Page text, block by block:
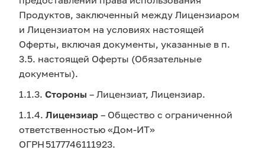
Продуктов, заключенный между Лицензиаром
и Лицензиатом на условиях настоящей
Оферты, включая документы, указанные в п.
3.5. настоящей Оферты (Обязательные
документы).
1.1.3. Стороны – Лицензиат, Лицензиар.
1.1.4. Лицензиар – Общество с ограниченной
ответственностью «Дом-ИТ»
ОГРН 5177746111923.